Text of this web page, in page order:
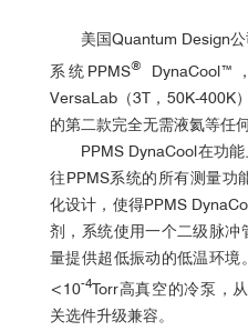
美国Quantum Design
系统PPMS® DynaCool™
VersaLab（3T，50K-400K
的第二款完全无需液氦等任
PPMS DynaCool在功
往PPMS系统的所有测量功
化设计，使得PPMS
剂，系统使用一个二级脉冲
量提供超低振动的低温环境
<10-4Torr高真空的冷泵，
关选件升级兼容。